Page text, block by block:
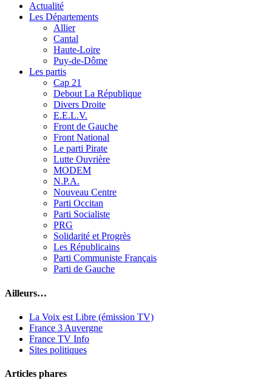
Actualité
Les Départements
Allier
Cantal
Haute-Loire
Puy-de-Dôme
Les partis
Cap 21
Debout La République
Divers Droite
E.E.L.V.
Front de Gauche
Front National
Le parti Pirate
Lutte Ouvrière
MODEM
N.P.A.
Nouveau Centre
Parti Occitan
Parti Socialiste
PRG
Solidarité et Progrès
Les Républicains
Parti Communiste Français
Parti de Gauche
Ailleurs…
La Voix est Libre (émission TV)
France 3 Auvergne
France TV Info
Sites politiques
Articles phares